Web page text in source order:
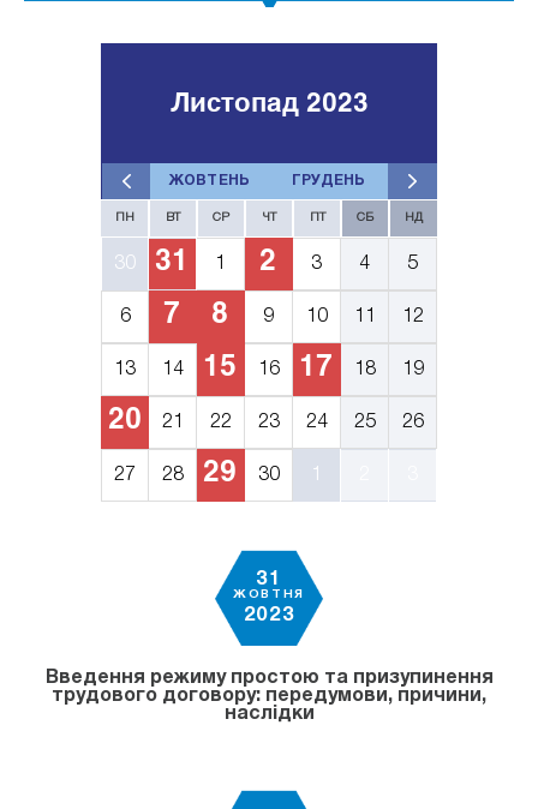
ЖОВТЕНЬ ГРУДЕНЬ
Листопад 2023
ПН ВТ СР ЧТ СБ НД
30 31 2 3 4 5
6 7 8 9 10 12
13 14 15 16 17 18 19
20 21 22 23 24 25 26
27 28 29 30
31
ЖОВТНЯ
2023
Введення режиму простою та призупинення
трудового договору: передумови, причини,
наслідки